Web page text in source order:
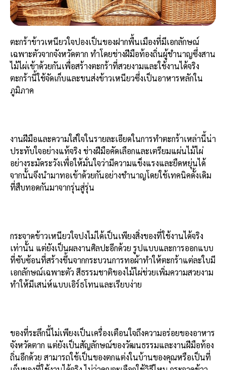
ตะกร้าข้าวเหนียวใจปองเป็นของฝากพื้นเมืองที่มีเอกลักษณ์
เฉพาะตัวจากจังหวัดตาก ทำโดยช่างฝีมือท้องถิ่นผู้ชำนาญซึ่งสาน
ไม้ไผ่เข้าด้วยกันเพื่อสร้างตะกร้าที่สวยงามและใช้งานได้จริง
ตะกร้านี้ใช้จัดเก็บและขนส่งข้าวเหนียวซึ่งเป็นอาหารหลักใน
ภูมิภาค
งานฝีมือและความใส่ใจในรายละเอียดในการทำตะกร้าเหล่านี้น่า
ประทับใจอย่างแท้จริง ช่างฝีมือคัดเลือกและเตรียมแผ่นไม้ไผ่
อย่างระมัดระวังเพื่อให้มั่นใจว่ามีความแข็งแรงและยืดหยุ่นได้
จากนั้นจึงนำมาทอเข้าด้วยกันอย่างชำนาญโดยใช้เทคนิคดั้งเดิม
ที่สืบทอดกันมาจากรุ่นสู่รุ่น
กระจาดข้าวเหนียวใจปงไม่ได้เป็นเพียงสิ่งของที่ใช้งานได้จริง
เท่านั้น แต่ยังเป็นผลงานศิลปะอีกด้วย รูปแบบและการออกแบบ
ที่ซับซ้อนที่สร้างขึ้นจากกระบวนการทอผ้าทำให้ตะกร้าแต่ละใบมี
เอกลักษณ์เฉพาะตัว สีธรรมชาติของไม้ไผ่ช่วยเพิ่มความสวยงาม
ทำให้มีเสน่ห์แบบเอิร์ธโทนและเรียบง่าย
ของที่ระลึกนี้ไม่เพียงเป็นเครื่องเตือนใจถึงความอร่อยของอาหาร
จังหวัดตาก แต่ยังเป็นสัญลักษณ์ของวัฒนธรรมและงานฝีมือท้อง
ถิ่นอีกด้วย สามารถใช้เป็นของตกแต่งในบ้านของคุณหรือเป็นที่